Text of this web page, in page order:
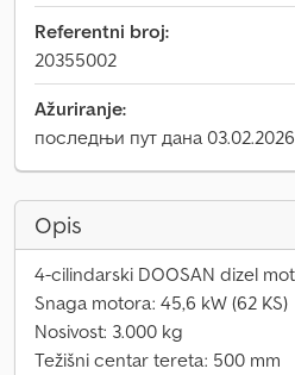
Referentni broj:
20355002
Ažuriranje:
последњи пут дана 03.02.2026
Opis
4-cilindarski DOOSAN dizel
Snaga motora: 45,6 kW (62 KS)
Nosivost: 3.000 kg
Težišni centar tereta: 500 mm